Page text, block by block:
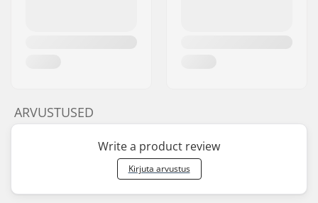
ARVUSTUSED
Write a product review
Kirjuta arvustus